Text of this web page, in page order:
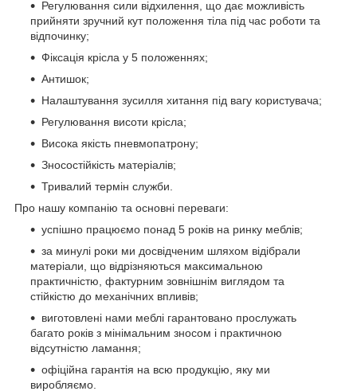
Регулювання сили відхилення, що дає можливість
прийняти зручний кут положення тіла під час роботи та
відпочинку;
Фіксація крісла у 5 положеннях;
Антишок;
Налаштування зусилля хитання під вагу користувача;
Регулювання висоти крісла;
Висока якість пневмопатрону;
Зносостійкість матеріалів;
Тривалий термін служби.
Про нашу компанію та основні переваги:
успішно працюємо понад 5 років на ринку меблів;
за минулі роки ми досвідченим шляхом відібрали
матеріали, що відрізняються максимальною
практичністю, фактурним зовнішнім виглядом та
стійкістю до механічних впливів;
виготовлені нами меблі гарантовано прослужать
багато років з мінімальним зносом і практичною
відсутністю ламання;
офіційна гарантія на всю продукцію, яку ми
виробляємо.